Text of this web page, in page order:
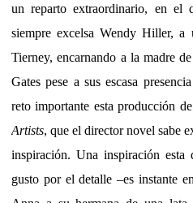
un reparto extraordinario, en el
siempre excelsa Wendy Hiller, a
Tierney, encarnando a la madre
Gates pese a sus escasa
reto importante esta producción
Artists, que el director novel sabe
inspiración. Una inspiración esta
gusto por el detalle –es instante